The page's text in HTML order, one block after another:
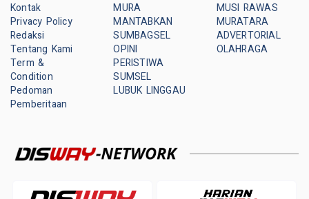
Kontak
Privacy Policy
Redaksi
Tentang Kami
Term &
Condition
Pedoman
Pemberitaan
MURA
MANTABKAN
SUMBAGSEL
OPINI
PERISTIWA
SUMSEL
LUBUK LINGGAU
MUSI RAWAS
MURATARA
ADVERTORIAL
OLAHRAGA